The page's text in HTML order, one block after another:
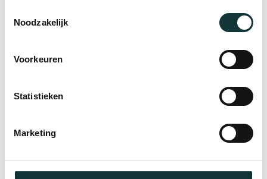
Noodzakelijk
Voorkeuren
Statistieken
Marketing